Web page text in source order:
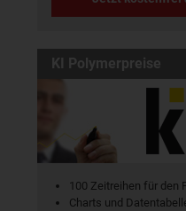
KI Polymerpreise
100 Zeitreihen für den
Charts und